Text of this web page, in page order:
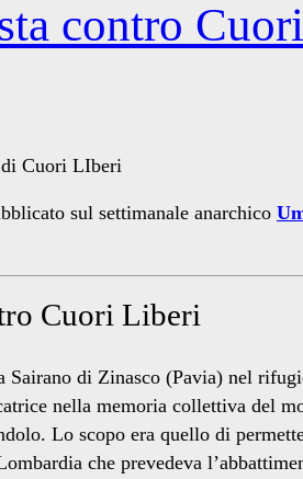
contro
sul settimanale anarchico
Cuori Liberi
Sairano di Zinasco (Pavia) nel
nella memoria collettiva del
Lo scopo era quello di
che prevedeva